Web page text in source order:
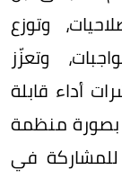
وتوزع
وتعزّز
أداء قابلة
بصورة منظمة
للمشاركة في